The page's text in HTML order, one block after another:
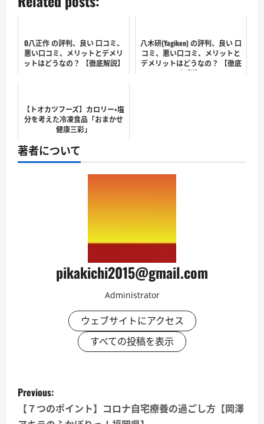
O八正作 の評判、良い 口コミ、
悪い口コミ、メリットとデメリ
ットはどうなの？ 【徹底解説】
八木研(Yagiken) の評判、良い 口
コミ、悪い口コミ、メリットと
デメリットはどうなの？ 【徹底
解説】
【トオカツフーズ】カロリー・塩
分を考えた冷凍食品「おまかせ
健康三彩」
著者について
pikakichi2015@gmail.com
Administrator
ウェブサイトにアクセス
すべての投稿を表示
P
o
Previous:
【７つのポイント】コロナ自宅療養の過ごし方【岡澤